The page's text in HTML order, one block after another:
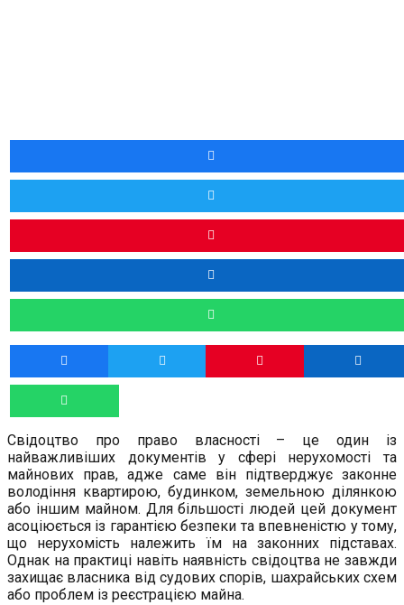
Свідоцтво про право власності – це один із
найважливіших документів у сфері нерухомості та
майнових прав, адже саме він підтверджує законне
володіння квартирою, будинком, земельною ділянкою
або іншим майном. Для більшості людей цей документ
асоціюється із гарантією безпеки та впевненістю у тому,
що нерухомість належить їм на законних підставах.
Однак на практиці навіть наявність свідоцтва не завжди
захищає власника від судових спорів, шахрайських схем
або проблем із реєстрацією майна.